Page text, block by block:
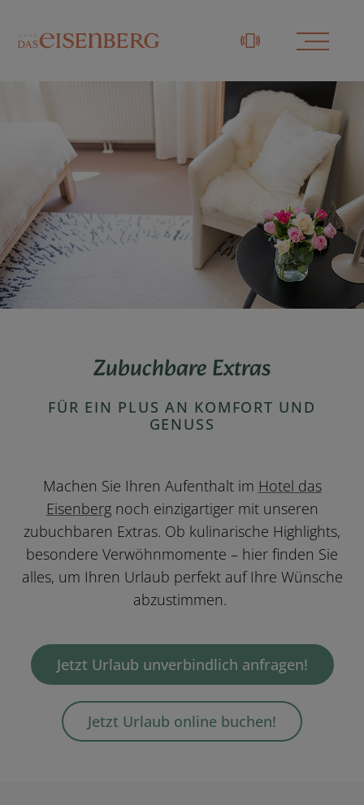
+43 3329 / 48833-0
Zubuchbare Extras
FÜR EIN PLUS AN KOMFORT UND
GENUSS
Machen Sie Ihren Aufenthalt im Hotel das
Eisenbergnoch einzigartiger mit unseren
zubuchbaren Extras. Ob kulinarische Highlights,
besondere Verwöhnmomente – hier finden Sie
alles, um Ihren Urlaub perfekt auf Ihre Wünsche
abzustimmen.
Jetzt Urlaub unverbindlich anfragen!
Jetzt Urlaub online buchen!